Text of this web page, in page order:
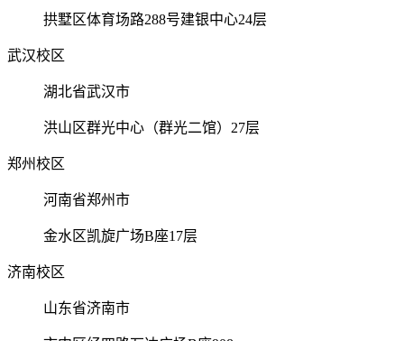
拱墅区体育场路288号建银中心24层
武汉校区
湖北省武汉市
洪山区群光中心（群光二馆）27层
郑州校区
河南省郑州市
金水区凯旋广场B座17层
济南校区
山东省济南市